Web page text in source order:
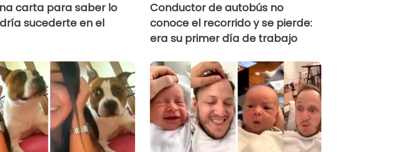
carta para saber lo
sucederte en el
Conductor de autobús no
conoce el recorrido y se pierde:
era su primer día de trabajo